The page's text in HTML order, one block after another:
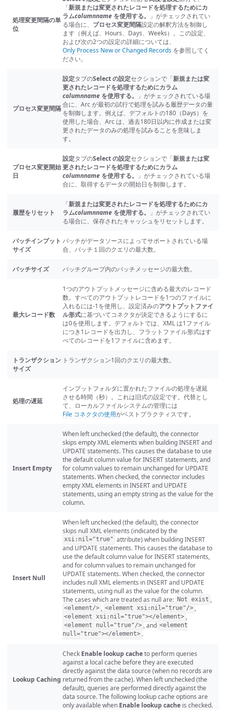
処理変更間隔の単
位
「新規または変更されたレコードを処理するためにカ
ラムcolumnname を使用する。
」がチェックされてい
る場合に、 プロセス変更間隔設定の解釈方法を制御し
ます（例えば、Hours、Days、Weeks）。この設定、
および次の2つの設定の詳細については、
Only Process New or Changed Records を参照してく
ださい。
プロセス変更間隔
設定タブのSelect の設定セクションで「新規または変
更されたレコードを処理するためにカラム
columnname を使用する。
」がチェックされている場
合に、Arc が最初の試行で処理を試みる履歴データの量
を制御します。例えば、デフォルトの180（Days）を
使用した場合、Arc は、過去180日以内に作成または変
更されたデータのみの処理を試みることを意味しま
す。
プロセス変更開始
日
設定タブのSelect の設定セクションで「新規または変
更されたレコードを処理するためにカラム
columnname を使用する。
」がチェックされている場
合に、取得するデータの開始日を制御します。
履歴をリセット
「新規または変更されたレコードを処理するためにカ
ラムcolumnname を使用する。
」がチェックされてい
る場合に、保存されたキャッシュをリセットします。
バッチインプット
サイズ
バッチがデータソースによってサポートされている場
合、バッチ１回のクエリの最大数。
バッチサイズ バッチグループ内のバッチメッセージの最大数。
最大レコード数
1つのアウトプットメッセージに含める最大のレコード
数。すべてのアウトプットレコードを1つのファイルに
入れるには-1を使用し、設定済みのアウトプットファイ
ル形式に基づいてコネクタが決定できるようにするに
は0を使用します。デフォルトでは、XML は1ファイル
につき1レコードを出力し、フラットファイル形式はす
べてのレコードを1ファイルに含めます。
トランザクション
サイズ
トランザクション1回のクエリの最大数。
処理の遅延
インプットフォルダに置かれたファイルの処理を遅延
させる時間（秒）。これは旧式の設定です。代替とし
て、ローカルファイルシステムの管理には
File コネクタの使用がベストプラクティスです。
Insert Empty
When left unchecked (the default), the connector
skips empty XML elements when building INSERT and
UPDATE statements. This causes the database to use
the default column value for INSERT statements, and
for column values to remain unchanged for UPDATE
statements. When checked, the connector includes
empty XML elements in INSERT and UPDATE
statements, using an empty string as the value for the
column.
Insert Null
When left unchecked (the default), the connector
skips null XML elements (indicated by the
xsi:nil="true" attribute) when building INSERT
and UPDATE statements. This causes the database to
use the default column value for INSERT statements,
and for column values to remain unchanged for
UPDATE statements. When checked, the connector
includes null XML elements in INSERT and UPDATE
statements, using null as the value for the column.
The cases which are treated as null are: Not exist ,
<element/> , <element xsi:nil="true"/> ,
<element xsi:nil="true"></element> ,
<element null="true"/> , and <element
null="true"></element> .
Lookup Caching
Check Enable lookup cacheto perform queries
against a local cache before they are executed
directly against the data source (when no records are
returned from the cache). When left unchecked (the
default), queries are performed directly against the
data source. The following lookup cache options are
only available when Enable lookup cache is checked.